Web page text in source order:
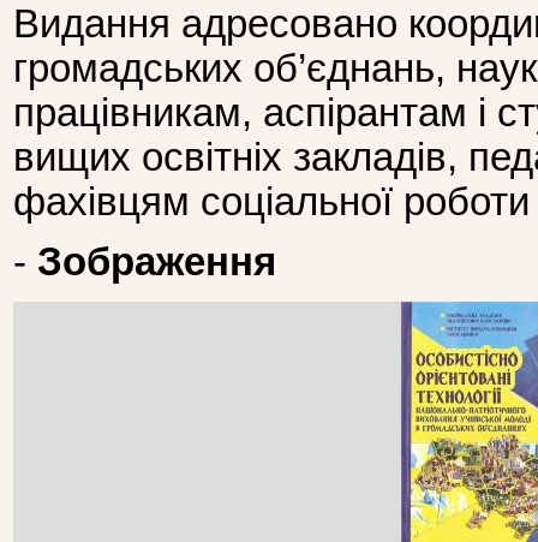
Видання адресовано
громадських об’єднань,
працівникам, аспірантам і
вищих освітніх закладів,
фахівцям соціальної роботи
- Зображення